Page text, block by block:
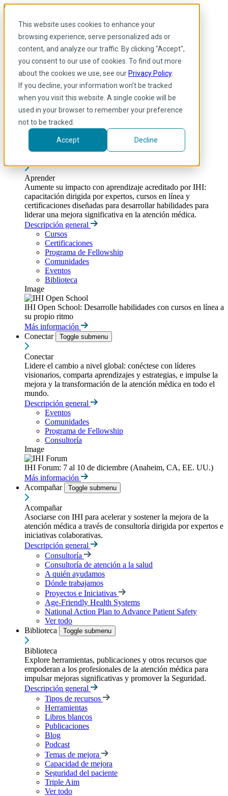
This website uses cookies to enhance your
browsing experience, serve personalized ads or
content, and analyze our traffic. By clicking "Accept",
you consent to our use of cookies. To find out more
about the cookies we use, see our Privacy Policy.
If you decline, your information won’t be tracked
when you visit this website. A single cookie will be
used in your browser to remember your preference
not to be tracked.
Accept Decline
Skip to main content
Spanish
Arabic
Inglés
Francés
Portuguese
Spanish
Aprender
Aumente su impacto con aprendizaje acreditado por IHI:
capacitación dirigida por expertos, cursos en línea y
certificaciones diseñadas para desarrollar habilidades para
liderar una mejora significativa en la atención médica.
Descripción general
Cursos
Certificaciones
Programa de Fellowship
Comunidades
Eventos
Biblioteca
Image
IHI Open School: Desarrolle habilidades con cursos en línea a
su propio ritmo
Más información
Conectar
Toggle submenu
Conectar
Lidere el cambio a nivel global: conéctese con líderes
visionarios, comparta aprendizajes y estrategias, e impulse la
mejora y la transformación de la atención médica en todo el
mundo.
Descripción general
Eventos
Comunidades
Programa de Fellowship
Consultoría
Image
IHI Forum: 7 al 10 de diciembre (Anaheim, CA, EE. UU.)
Más información
Acompañar
Toggle submenu
Acompañar
Asociarse con IHI para acelerar y sostener la mejora de la
atención médica a través de consultoría dirigida por expertos e
iniciativas colaborativas.
Descripción general
Consultoría
Consultoría de atención a la salud
A quién ayudamos
Dónde trabajamos
Proyectos e Iniciativas
Age-Friendly Health Systems
National Action Plan to Advance Patient Safety
Ver todo
Biblioteca
Toggle submenu
Biblioteca
Explore herramientas, publicaciones y otros recursos que
empoderan a los profesionales de la atención médica para
impulsar mejoras significativas y promover la Seguridad.
Descripción general
Tipos de recursos
Herramientas
Libros blancos
Publicaciones
Blog
Podcast
Temas de mejora
Capacidad de mejora
Seguridad del paciente
Triple Aim
Ver todo